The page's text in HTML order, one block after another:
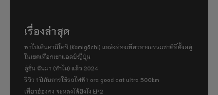
เรื่องล่าสุด
พาไปเดินคามิโคจิ (Kamigōchi) แหล่งท่องเที่ยวทางธรรมชาติที่ตั้งอยู่
ในเขตเทือกเขาแอลป์ญี่ปุ่น
อู่ฮั่น ฉันมา (ทำไม) แล้ว 2024
รีวิว 1 ปีกับการใช้รถไฟฟ้า ora good cat ultra 500km
เที่ยวฮ่องกง จะหลงได้ยังไง EP2